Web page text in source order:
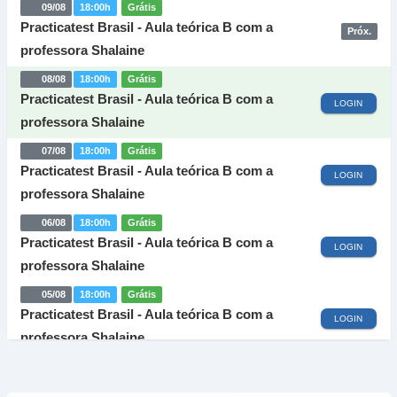
09/08 18:00h Grátis
Practicatest Brasil - Aula teórica B com a
professora Shalaine
Próx.
08/08 18:00h Grátis
Practicatest Brasil - Aula teórica B com a
professora Shalaine
LOGIN
07/08 18:00h Grátis
Practicatest Brasil - Aula teórica B com a
professora Shalaine
LOGIN
06/08 18:00h Grátis
Practicatest Brasil - Aula teórica B com a
professora Shalaine
LOGIN
05/08 18:00h Grátis
Practicatest Brasil - Aula teórica B com a
professora Shalaine
LOGIN